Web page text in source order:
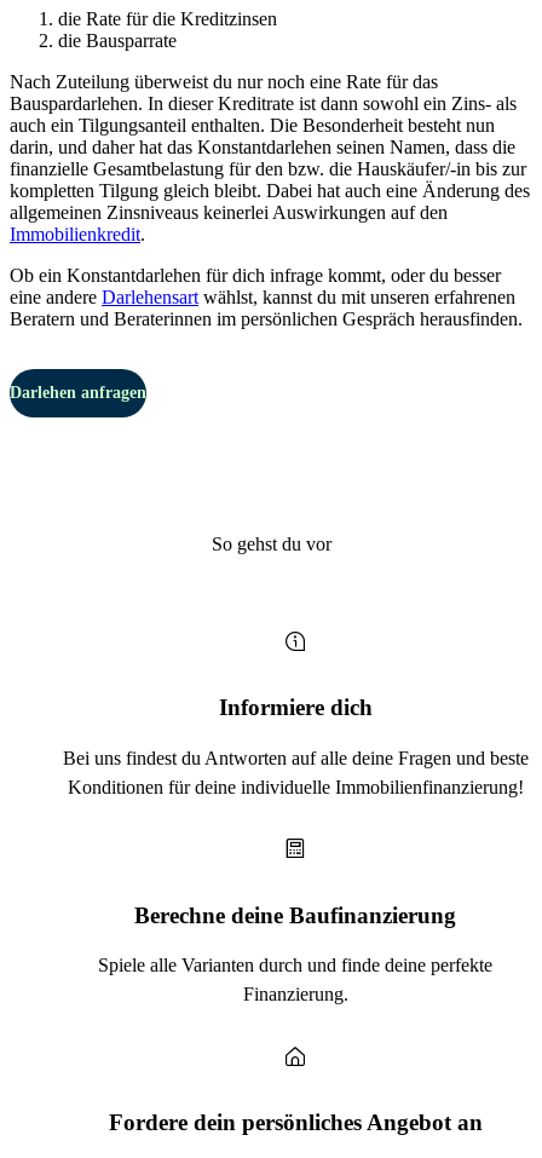
die Rate für die Kreditzinsen
die Bausparrate
Nach Zuteilung überweist du nur noch eine Rate für das
Bauspardarlehen. In dieser Kreditrate ist dann sowohl ein Zins- als
auch ein Tilgungsanteil enthalten. Die Besonderheit besteht nun
darin, und daher hat das Konstantdarlehen seinen Namen, dass die
finanzielle Gesamtbelastung für den bzw. die Hauskäufer/-in bis zur
kompletten Tilgung gleich bleibt. Dabei hat auch eine Änderung des
allgemeinen Zinsniveaus keinerlei Auswirkungen auf den
Immobilienkredit.
Ob ein Konstantdarlehen für dich infrage kommt, oder du besser
eine andere Darlehensart wählst, kannst du mit unseren erfahrenen
Beratern und Beraterinnen im persönlichen Gespräch herausfinden.
Darlehen anfragen
So gehst du vor
Informiere dich
Bei uns findest du Antworten auf alle deine Fragen und beste
Konditionen für deine individuelle Immobilienfinanzierung!
Berechne deine Baufinanzierung
Spiele alle Varianten durch und finde deine perfekte
Finanzierung.
Fordere dein persönliches Angebot an